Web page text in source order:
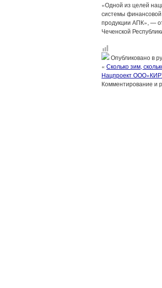
«Одной из целей
системы
продукции АПК», —
Чеченской
Опубликовано в
« Сколько зим,
Нацпроект
Комментирование и